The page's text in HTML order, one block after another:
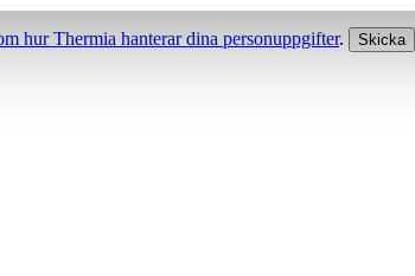
hur Thermia hanterar dina personuppgifter.